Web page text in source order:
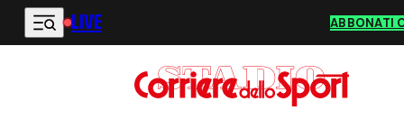
Vai al contenuto principale
LIVE ABBONATI